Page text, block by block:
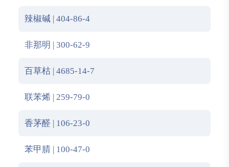
辣椒碱 | 404-86-4
非那明 | 300-62-9
百草枯 | 4685-14-7
联苯烯 | 259-79-0
香茅醛 | 106-23-0
苯甲腈 | 100-47-0